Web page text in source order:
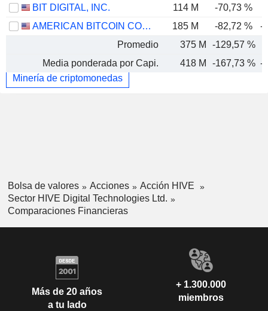
BIT DIGITAL, INC.
114 M -70,73 %
AMERICAN BITCOIN CORP.
185 M -82,72 %
-
Promedio
375 M -129,57 %
Media ponderada por Capi.
418 M -167,73 % -
Minería de criptomonedas
Bolsa de valores Acciones
Acción HIVE
Sector HIVE Digital Technologies Ltd.
Comparaciones Financieras
Más de 20 años
a tu lado
+ 1.300.000
miembros